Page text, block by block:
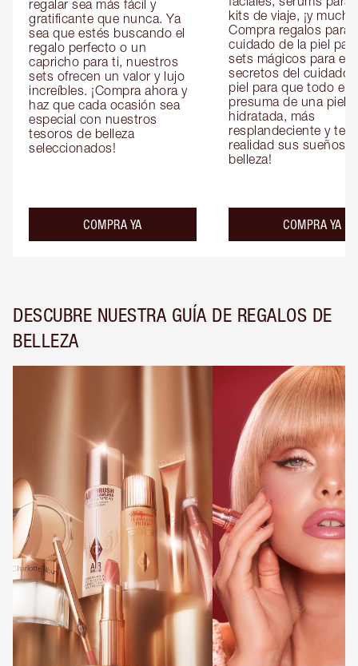
regalar sea más fácil y
gratificante que nunca. Ya
sea que estés buscando el
regalo perfecto o un
capricho para ti, nuestros
sets ofrecen un valor y lujo
increíbles. ¡Compra ahora y
haz que cada ocasión sea
especial con nuestros
tesoros de belleza
seleccionados!
COMPRA YA
kits de viaje, ¡y
Compra regalos para
cuidado de la piel
sets mágicos para
secretos del cuidado
piel para que todo el
presuma de una piel
hidratada, más
resplandeciente y
realidad sus sueños
belleza!
COMPRA YA
DESCUBRE NUESTRA GUÍA DE REGALOS DE
BELLEZA